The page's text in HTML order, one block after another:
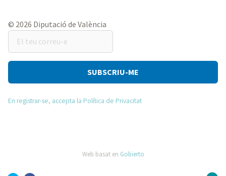
© 2026 Diputació de València
El
teu
correu-
En registrar-se, accepta la Política de Privacitat
Web basat en Gobierto